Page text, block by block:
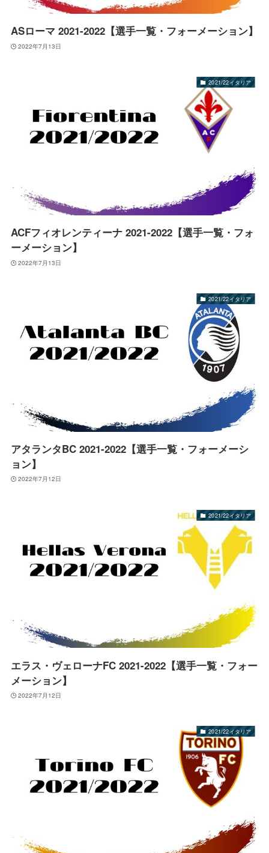
ASローマ 2021-2022【選手一覧・フォーメーション】
2022年7月13日
2021/22イタリア
ACFフィオレンティーナ 2021-2022【選手一覧・フォ
ーメーション】
2022年7月13日
2021/22イタリア
アタランタBC 2021-2022【選手一覧・フォーメーシ
ョン】
2022年7月12日
2021/22イタリア
エラス・ヴェローナFC 2021-2022【選手一覧・フォー
メーション】
2022年7月12日
2021/22イタリア